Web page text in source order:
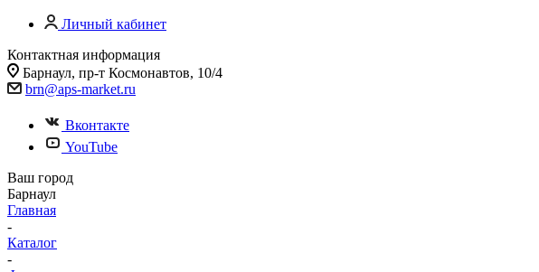
Личный кабинет
Контактная информация
Барнаул, пр-т Космонавтов, 10/4
brn@aps-market.ru
Вконтакте
YouTube
Ваш город
Барнаул
Главная
-
Каталог
-